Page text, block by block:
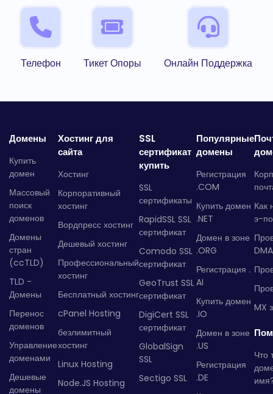
Телефон Тикет Опоры Онлайн Поддержка
Домены
Купить
домен
Массовый
поиск
доменов
Домены
стран
(ccTLD)
TLD -
Домены
Перенос
доменов
Управление
доменами
Дешевые
домены
Хостинг для
сайта
Хостинг
Корпоративный
хостинг
Вордпресс хостинг
Дешевый хостинг
Профессиональный
хостинг
Бесплатный хостинг
cPanel Hosting
безлимитный
хостинг
Linux Hosting
Node.JS Hosting
SSL
сертификат
купить
SSL
сертификаты
RapidSSL SSL
сертификат
Comodo SSL
сертификат
GeoTrust SSL
сертификат
DigiCert SSL
сертификат
GlobalSign
SSL
Sectigo SSL
Популярные
домены
Регистрация
.COM
Купить домен
.NET
Домен в зоне
.ORG
Регистрация .
AI
Купить домен
.IO
Домен в зоне
.US
Регистрация
.DE
Как
э-
MX
Что